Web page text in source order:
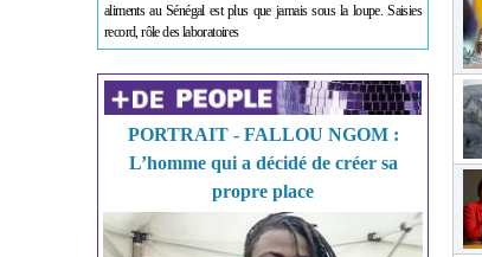
aliments au Sénégal est plus que jamais sous la loupe. Saisies
record, rôle des laboratoires
PORTRAIT - FALLOU NGOM :
L’homme qui a décidé de créer sa
propre place